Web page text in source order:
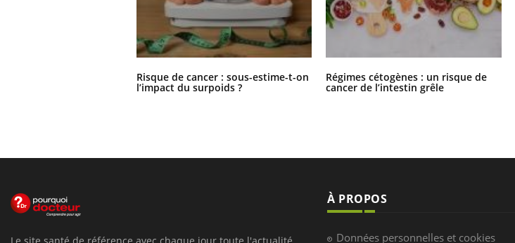
Risque de cancer : sous-estime-t-on
l’impact du surpoids ?
Régimes cétogènes : un risque de
cancer de l’intestin grêle
À PROPOS
Données personnelles et cookies